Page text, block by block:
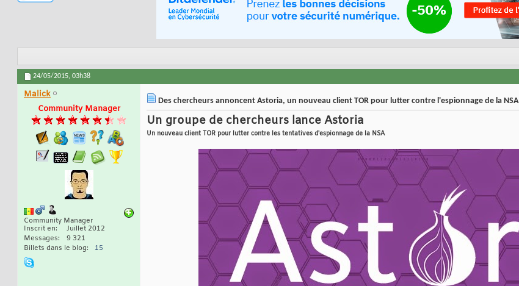
24/05/2015, 03h38
Malick
Community Manager
Community Manager
Inscrit en
Juillet 2012
Messages
9 321
Billets dans le blog
15
Des chercheurs annoncent Astoria, un nouveau client TOR pour lutter contre l'espionnage de la NSA
Un groupe de chercheurs lance Astoria
Un nouveau client TOR pour lutter contre les tentatives d'espionnage de la NSA